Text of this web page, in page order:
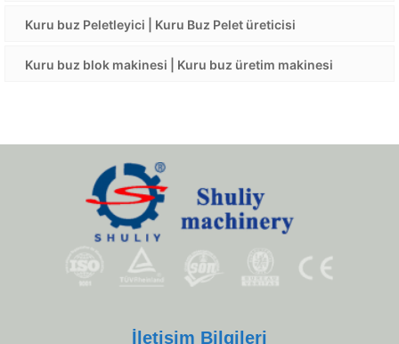
Kuru buz Peletleyici | Kuru Buz Pelet üreticisi
Kuru buz blok makinesi | Kuru buz üretim makinesi
İletişim Bilgileri